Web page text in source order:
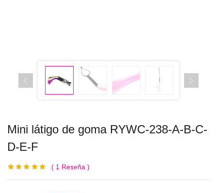
Mini látigo de goma RYWC-238-A-B-C-
D-E-F
1 Reseña